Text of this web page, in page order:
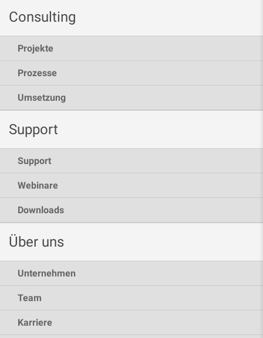
Consulting
Projekte
Prozesse
Umsetzung
Support
Support
Webinare
Downloads
Über uns
Unternehmen
Team
Karriere